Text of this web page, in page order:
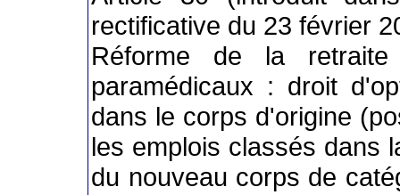
rectificative du 23 février
Réforme de la
paramédicaux : droit
dans le corps d'origine
les emplois classés dans
du nouveau corps de